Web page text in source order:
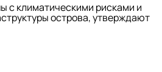
с климатическими рисками и
острова, утверждают